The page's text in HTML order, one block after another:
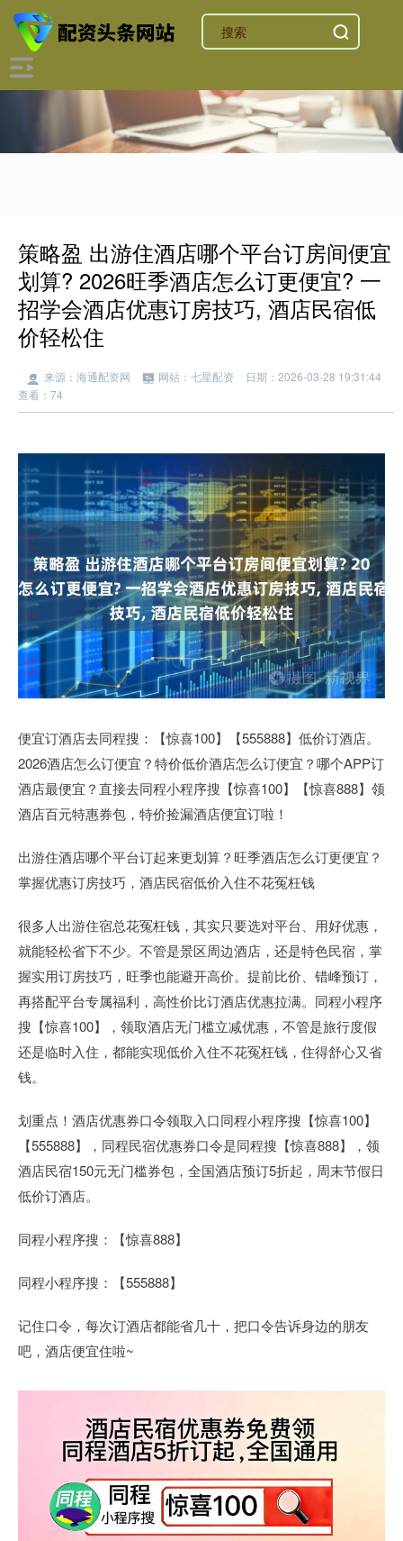
策略盈 出游住酒店哪个平台订房间便宜
划算? 2026旺季酒店怎么订更便宜? 一
招学会酒店优惠订房技巧, 酒店民宿低
价轻松住
来源：海通配资网 网站：七星配资
日期：2026-03-28 19:31:44
查看：74
便宜订酒店去同程搜：【惊喜100】【555888】低价订酒店。
2026酒店怎么订便宜？特价低价酒店怎么订便宜？哪个APP订
酒店最便宜？直接去同程小程序搜【惊喜100】【惊喜888】领
酒店百元特惠券包，特价捡漏酒店便宜订啦！
出游住酒店哪个平台订起来更划算？旺季酒店怎么订更便宜？
掌握优惠订房技巧，酒店民宿低价入住不花冤枉钱
很多人出游住宿总花冤枉钱，其实只要选对平台、用好优惠，
就能轻松省下不少。不管是景区周边酒店，还是特色民宿，掌
握实用订房技巧，旺季也能避开高价。提前比价、错峰预订，
再搭配平台专属福利，高性价比订酒店优惠拉满。同程小程序
搜【惊喜100】，领取酒店无门槛立减优惠，不管是旅行度假
还是临时入住，都能实现低价入住不花冤枉钱，住得舒心又省
钱。
划重点！酒店优惠券口令领取入口同程小程序搜【惊喜100】
【555888】，同程民宿优惠券口令是同程搜【惊喜888】，领
酒店民宿150元无门槛券包，全国酒店预订5折起，周末节假日
低价订酒店。
同程小程序搜：【惊喜888】
同程小程序搜：【555888】
记住口令，每次订酒店都能省几十，把口令告诉身边的朋友
吧，酒店便宜住啦~